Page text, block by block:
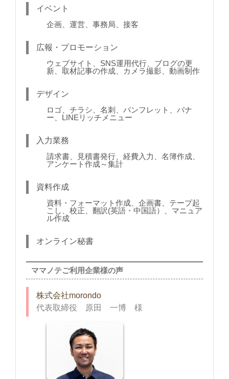
イベント
企画、運営、事務局、接客
広報・プロモーション
ウェブサイト、SNS運用代行、ブログの更
新、取材記事の作成、カメラ撮影、動画制作
デザイン
ロゴ、チラシ、名刺、パンフレット、バナ
ー、LINEリッチメニュー
入力業務
請求書、見積書発行、経費入力、名簿作成、
アンケート作成～集計
資料作成
資料・フォーマット作成、企画書、テープ起
こし、校正、翻訳(英語・中国語）、マニュア
ル作成
オンライン秘書
ママノテご利用企業様の声
株式会社morondo
代表取締役 原田 一博 様